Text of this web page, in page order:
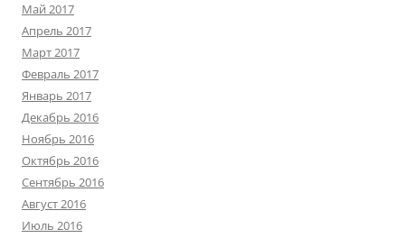
Май 2017
Апрель 2017
Март 2017
Февраль 2017
Январь 2017
Декабрь 2016
Ноябрь 2016
Октябрь 2016
Сентябрь 2016
Август 2016
Июль 2016